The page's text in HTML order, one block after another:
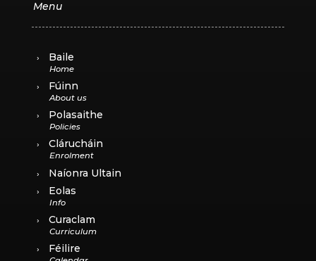
Baile
Fúinn
Polasaithe
Clárucháin
Naíonra Ultain
Eolas
Curaclam
Féilire